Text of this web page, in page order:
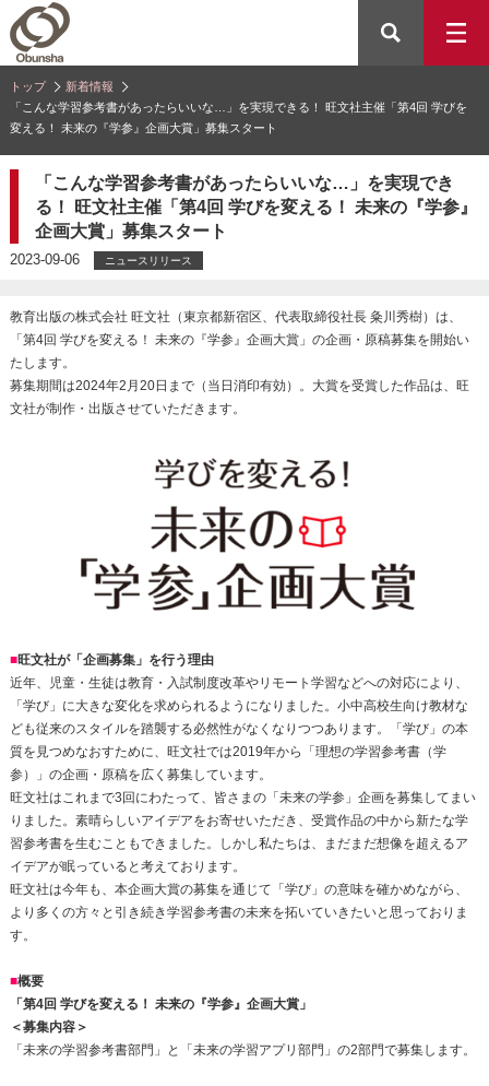
トップ
新着情報
「こんな学習参考書があったらいいな…」を実現できる！ 旺文社主催「第4回 学びを
変える！ 未来の『学参』企画大賞」募集スタート
「こんな学習参考書があったらいいな…」を実現でき
る！ 旺文社主催「第4回 学びを変える！ 未来の『学参』
企画大賞」募集スタート
2023-09-06 ニュースリリース
教育出版の株式会社 旺文社（東京都新宿区、代表取締役社長 粂川秀樹）は、
「第4回 学びを変える！ 未来の『学参』企画大賞」の企画・原稿募集を開始い
たします。
募集期間は2024年2月20日まで（当日消印有効）。大賞を受賞した作品は、旺
文社が制作・出版させていただきます。
■旺文社が「企画募集」を行う理由
近年、児童・生徒は教育・入試制度改革やリモート学習などへの対応により、
「学び」に大きな変化を求められるようになりました。小中高校生向け教材な
ども従来のスタイルを踏襲する必然性がなくなりつつあります。「学び」の本
質を見つめなおすために、旺文社では2019年から「理想の学習参考書（学
参）」の企画・原稿を広く募集しています。
旺文社はこれまで3回にわたって、皆さまの「未来の学参」企画を募集してまい
りました。素晴らしいアイデアをお寄せいただき、受賞作品の中から新たな学
習参考書を生むこともできました。しかし私たちは、まだまだ想像を超えるア
イデアが眠っていると考えております。
旺文社は今年も、本企画大賞の募集を通じて「学び」の意味を確かめながら、
より多くの方々と引き続き学習参考書の未来を拓いていきたいと思っておりま
す。
■概要
「第4回 学びを変える！ 未来の『学参』企画大賞」
＜募集内容＞
「未来の学習参考書部門」と「未来の学習アプリ部門」の2部門で募集します。